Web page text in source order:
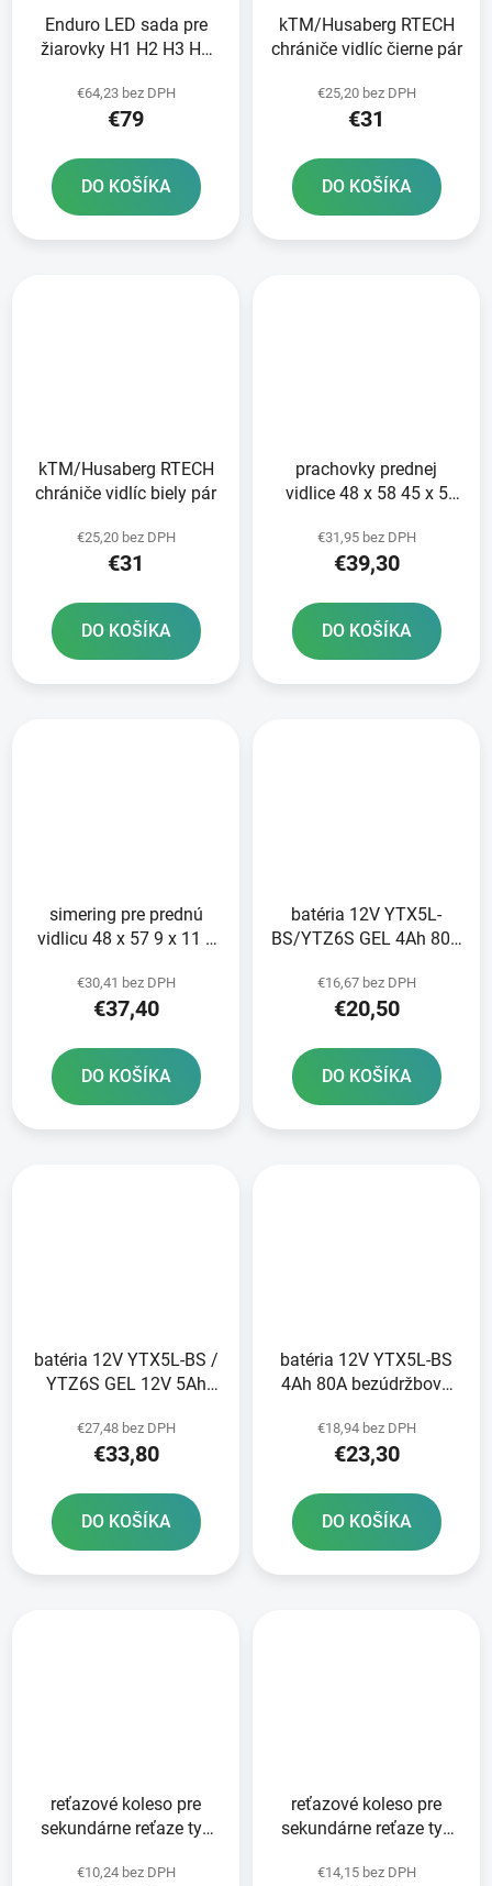
Enduro LED sada pre
žiarovky H1 H2 H3 H4
RTECH
€64,23 bez DPH
€79
DO KOŠÍKA
kTM/Husaberg RTECH
chrániče vidlíc čierne pár
€25,20 bez DPH
€31
DO KOŠÍKA
kTM/Husaberg RTECH
chrániče vidlíc biely pár
€25,20 bez DPH
€31
DO KOŠÍKA
prachovky prednej
vidlice 48 x 58 45 x 5
sada pre 2 tlmiče
€31,95 bez DPH
€39,30
DO KOŠÍKA
simering pre prednú
vidlicu 48 x 57 9 x 11 5
opravu 2 tlmičov
€30,41 bez DPH
€37,40
DO KOŠÍKA
batéria 12V YTX5L-
BS/YTZ6S GEL 4Ah 80A
technológia 113x70x105
A-TECH aktivovaná z
€16,67 bez DPH
€20,50
DO KOŠÍKA
batéria 12V YTX5L-BS /
YTZ6S GEL 12V 5Ah
technológia 113x70x105
FULBAT aktivovaná vo
€27,48 bez DPH
€33,80
DO KOŠÍKA
batéria 12V YTX5L-BS
4Ah 80A bezúdržbová
FULBAT vrátane balenia
elektrolytu
€18,94 bez DPH
€23,30
DO KOŠÍKA
reťazové koleso pre
sekundárne reťaze typ
€10,24 bez DPH
reťazové koleso pre
sekundárne reťaze typ
zubov
€14,15 bez DPH